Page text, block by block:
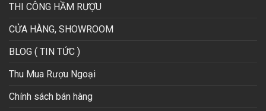
THI CÔNG HẦM RƯỢU
CỬA HÀNG, SHOWROOM
BLOG ( TIN TỨC )
Thu Mua Rượu Ngoại
Chính sách bán hàng